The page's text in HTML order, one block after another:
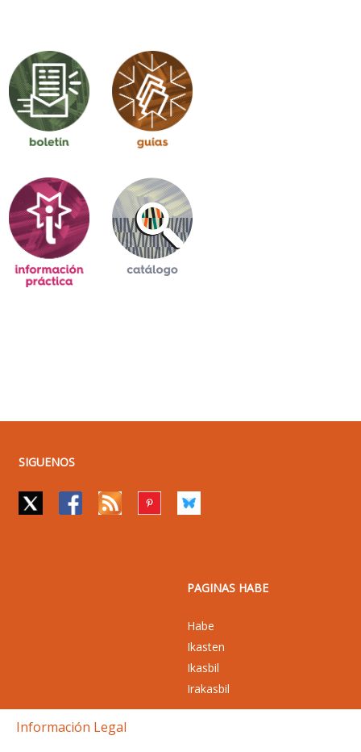
SIGUENOS
PAGINAS HABE
Habe
Ikasten
Ikasbil
Irakasbil
Información Legal